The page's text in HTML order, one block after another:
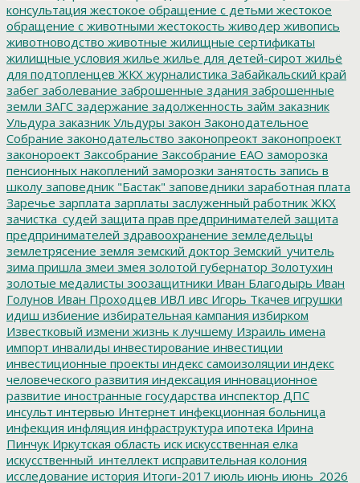
консультация жестокое обращение с детьми жестокое
обращение с животными жестокость живодер живопись
животноводство животные жилищные сертификаты
жилищные условия жилье жилье для детей-сирот жильё
для подтопленцев ЖКХ журналистика Забайкальский край
забег заболевание заброшенные здания заброшенные
земли ЗАГС задержание задолженность займ заказник
Ульдура заказник Ульдуры закон Законодательное
Собрание законодательство законопреокт законопроект
законороект Заксобрание Заксобрание ЕАО заморозка
пенсионных накоплений заморозки занятость запись в
школу заповедник "Бастак" заповедники заработная плата
Заречье зарплата зарплаты заслуженный работник ЖКХ
зачистка_судей защита прав предпринимателей защита
предпринимателей здравоохранение земледельцы
землетрясение земля земский доктор Земский_учитель
зима пришла змеи змея золотой губернатор Золотухин
золотые медалисты зоозащитники Иван Благодырь Иван
Голунов Иван Проходцев ИВЛ ивс Игорь Ткачев игрушки
идиш избиение избирательная кампания избирком
Известковый измени жизнь к лучшему Израиль имена
импорт инвалиды инвестирование инвестиции
инвестиционные проекты индекс самоизоляции индекс
человеческого развития индексация инновационное
развитие иностранные государства инспектор ДПС
инсульт интервью Интернет инфекционная больница
инфекция инфляция инфраструктура ипотека Ирина
Пинчук Иркутская область иск искусственная елка
искусственный_интеллект исправительная колония
исследование история Итоги-2017 июль июнь июнь_2026